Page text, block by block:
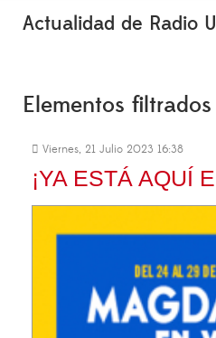
Actualidad de Radio
Elementos
Viernes, 21 Julio 2023 16:38
¡YA ESTÁ AQUÍ